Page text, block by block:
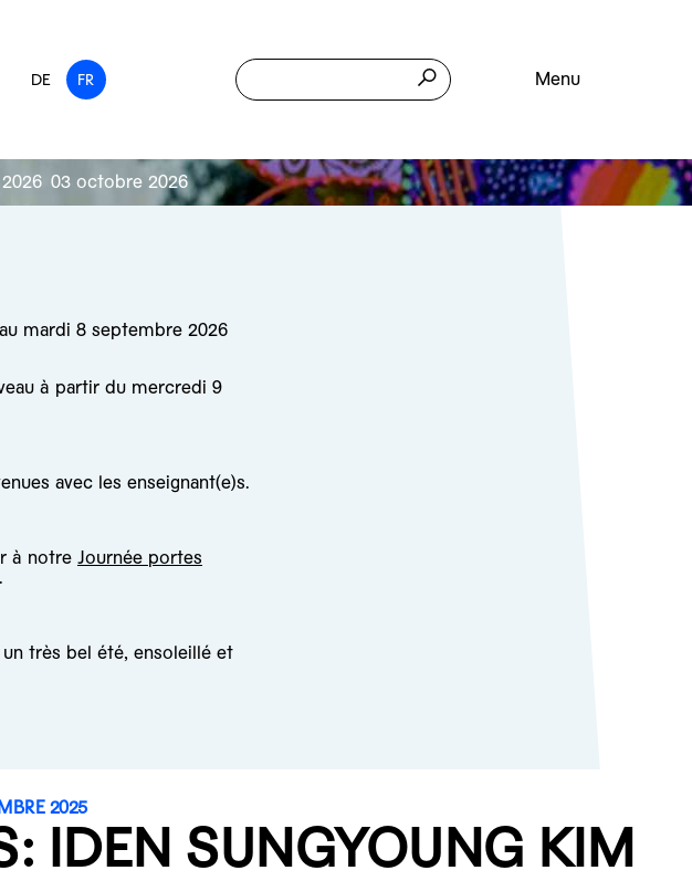
DE FR Menu
03 octobre 2026
mardi 8 septembre 2026
à partir du mercredi 9
avec les enseignant(e)s.
à notre Journée portes
très bel été, ensoleillé et
2025
IDEN SUNGYOUNG KIM